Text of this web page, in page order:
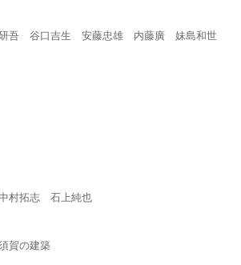
吾 谷口吉生 安藤忠雄 内藤廣 妹島和世
村拓志 石上純也
賀の建築